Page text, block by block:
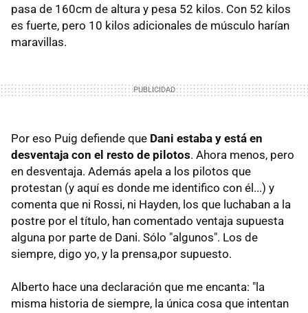
pasa de 160cm de altura y pesa 52 kilos. Con 52 kilos
es fuerte, pero 10 kilos adicionales de músculo harían
maravillas.
Por eso Puig defiende que Dani estaba y está en
desventaja con el resto de pilotos. Ahora menos, pero
en desventaja. Además apela a los pilotos que
protestan (y aquí es donde me identifico con él...) y
comenta que ni Rossi, ni Hayden, los que luchaban a la
postre por el título, han comentado ventaja supuesta
alguna por parte de Dani. Sólo "algunos". Los de
siempre, digo yo, y la prensa,por supuesto.
Alberto hace una declaración que me encanta: "la
misma historia de siempre, la única cosa que intentan